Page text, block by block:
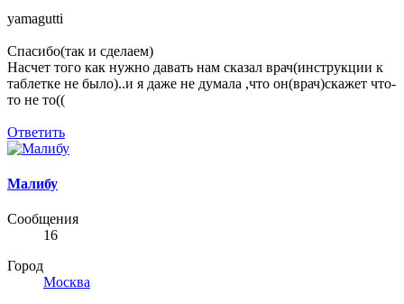
yamagutti
Спасибо(так и сделаем)
Насчет того как нужно давать нам сказал врач(инструкции к
таблетке не было)..и я даже не думала ,что он(врач)скажет что-
то не то((
Ответить
Малибу
Сообщения
16
Город
Москва